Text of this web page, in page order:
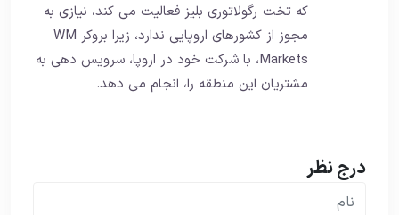
که تخت رگولاتوری بلیز فعالیت می کند، نیازی به
مجوز از کشورهای اروپایی ندارد، زیرا بروکر WM
Markets، با شرکت خود در اروپا، سرویس دهی به
مشتریان این منطقه را، انجام می دهد.
درج نظر